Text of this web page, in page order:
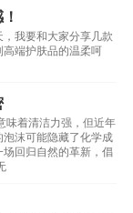
我要和大家分享几款
端护肤品的温柔呵
味着清洁力强，但近年
沫可能隐藏了化学成
回归自然的革新，倡